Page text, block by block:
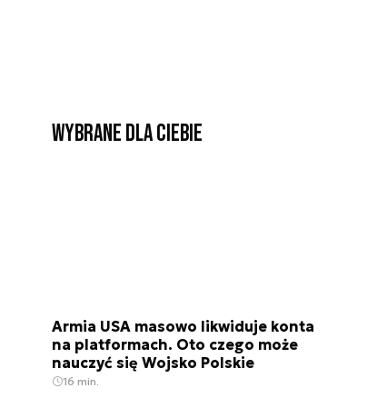
Wybrane dla Ciebie
Armia USA masowo likwiduje konta
na platformach. Oto czego może
nauczyć się Wojsko Polskie
16 min.